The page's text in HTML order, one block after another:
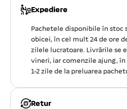
Expediere
Pachetele disponibile în stoc
obicei, în cel mult 24 de ore
zilele lucratoare. Livrările se
vineri, iar comenzile ajung,
1-2 zile de la preluarea
Retur